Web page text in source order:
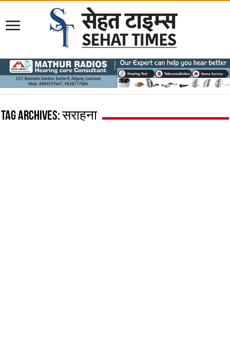
Tag Archives:सराहना